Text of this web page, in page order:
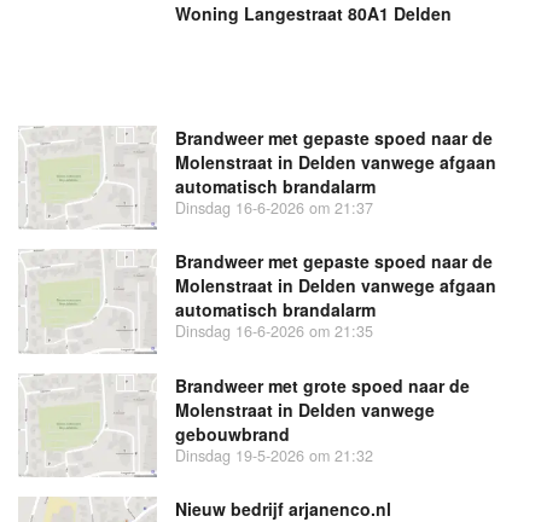
Woning Langestraat 80A1 Delden
Brandweer met gepaste spoed naar de
Molenstraat in Delden vanwege afgaan
automatisch brandalarm
Dinsdag 16-6-2026 om 21:37
Brandweer met gepaste spoed naar de
Molenstraat in Delden vanwege afgaan
automatisch brandalarm
Dinsdag 16-6-2026 om 21:35
Brandweer met grote spoed naar de
Molenstraat in Delden vanwege
gebouwbrand
Dinsdag 19-5-2026 om 21:32
Nieuw bedrijf arjanenco.nl